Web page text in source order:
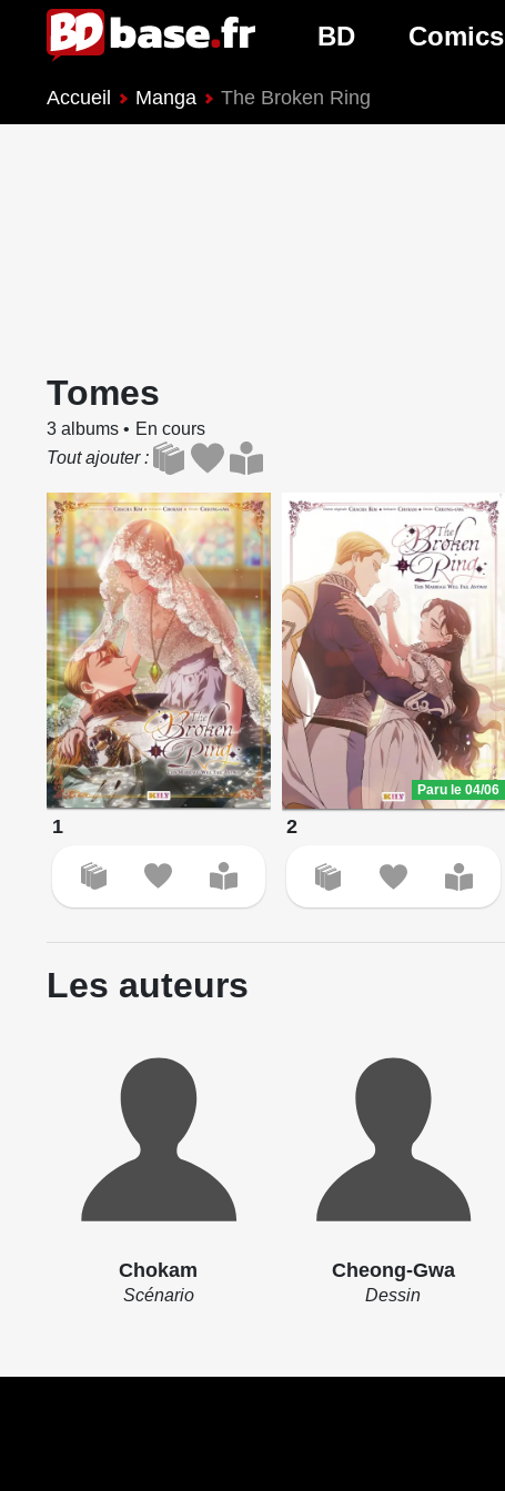
BD
Nouveautés BD
Comics
Accueil Manga The Broken Ring
Tomes
3 albums
En cours
Tout ajouter
1
Paru le 04/06
2
Les auteurs
Chokam
Scénario
Cheong-Gwa
Dessin